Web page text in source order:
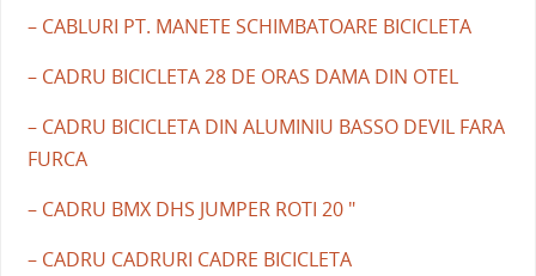
– CABLURI PT. MANETE SCHIMBATOARE BICICLETA
– CADRU BICICLETA 28 DE ORAS DAMA DIN OTEL
– CADRU BICICLETA DIN ALUMINIU BASSO DEVIL FARA
FURCA
– CADRU BMX DHS JUMPER ROTI 20 "
– CADRU CADRURI CADRE BICICLETA